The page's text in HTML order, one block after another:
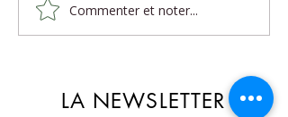
Massage traditionnel
balinais
Commenter et noter...
LA NEWSLETTER